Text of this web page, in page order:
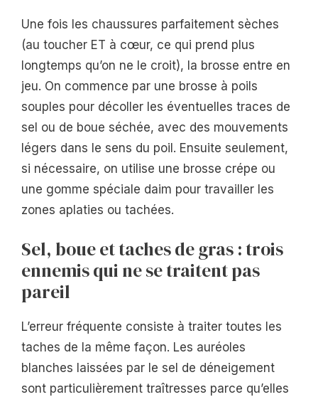
Une fois les chaussures parfaitement sèches
(au toucher ET à cœur, ce qui prend plus
longtemps qu’on ne le croit), la brosse entre en
jeu. On commence par une brosse à poils
souples pour décoller les éventuelles traces de
sel ou de boue séchée, avec des mouvements
légers dans le sens du poil. Ensuite seulement,
si nécessaire, on utilise une brosse crépe ou
une gomme spéciale daim pour travailler les
zones aplaties ou tachées.
Sel, boue et taches de gras : trois
ennemis qui ne se traitent pas
pareil
L’erreur fréquente consiste à traiter toutes les
taches de la même façon. Les auréoles
blanches laissées par le sel de déneigement
sont particulièrement traîtresses parce qu’elles